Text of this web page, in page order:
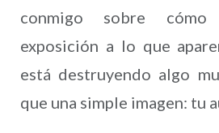
conmigo sobre cómo
exposición a lo que
está destruyendo algo
que una simple imagen: tu